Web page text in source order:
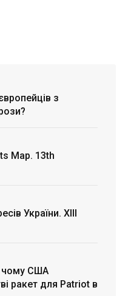
з
Map. 13th
України. ХІІІ
чому США
ракет для Patriot в